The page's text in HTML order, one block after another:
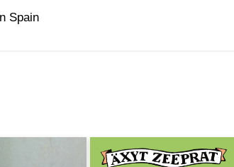
Spain